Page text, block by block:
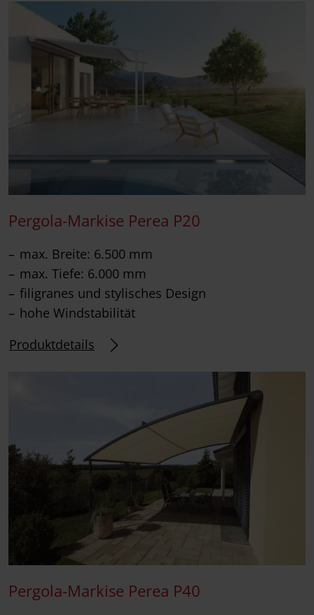
Pergola-Markise Perea P20
max. Breite: 6.500 mm
max. Tiefe: 6.000 mm
filigranes und stylisches Design
hohe Windstabilität
Produktdetails
Pergola-Markise Perea P40